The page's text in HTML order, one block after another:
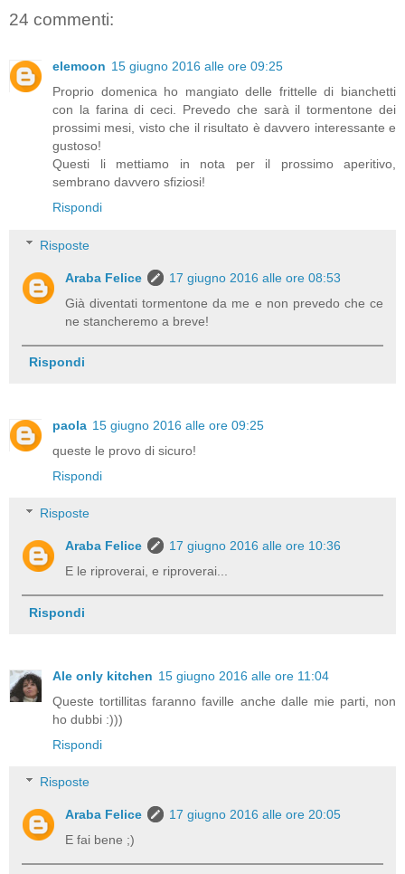
24 commenti:
elemoon 15 giugno 2016 alle ore 09:25
Proprio domenica ho mangiato delle frittelle di bianchetti
con la farina di ceci. Prevedo che sarà il tormentone dei
prossimi mesi, visto che il risultato è davvero interessante e
gustoso!
Questi li mettiamo in nota per il prossimo aperitivo,
sembrano davvero sfiziosi!
Rispondi
Risposte
Araba Felice
17 giugno 2016 alle ore 08:53
Già diventati tormentone da me e non prevedo che ce
ne stancheremo a breve!
Rispondi
paola 15 giugno 2016 alle ore 09:25
queste le provo di sicuro!
Rispondi
Risposte
Araba Felice
17 giugno 2016 alle ore 10:36
E le riproverai, e riproverai...
Rispondi
Ale only kitchen 15 giugno 2016 alle ore 11:04
Queste tortillitas faranno faville anche dalle mie parti, non
ho dubbi :)))
Rispondi
Risposte
Araba Felice
17 giugno 2016 alle ore 20:05
E fai bene ;)